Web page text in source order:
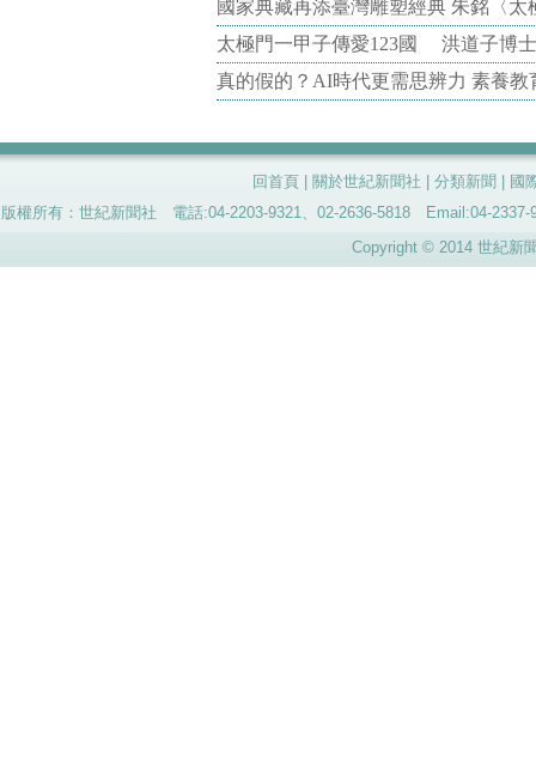
國家典藏再添臺灣雕塑經典 朱銘〈
太極門一甲子傳愛123國 洪道子博
真的假的？AI時代更需思辨力 素養
回首頁 關於世紀新聞社 分類新聞
國
版權所有：世紀新聞社 電話:04-2203-9321、02-2636-5818 Email:04-
Copyright © 2014 世紀新